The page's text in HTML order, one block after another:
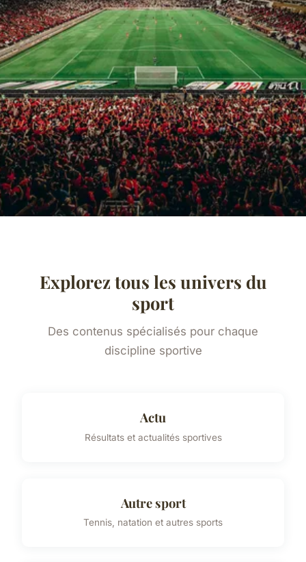
Explorez tous les univers du
sport
Des contenus spécialisés pour chaque
discipline sportive
Actu
Résultats et actualités sportives
Autre sport
Tennis, natation et autres sports